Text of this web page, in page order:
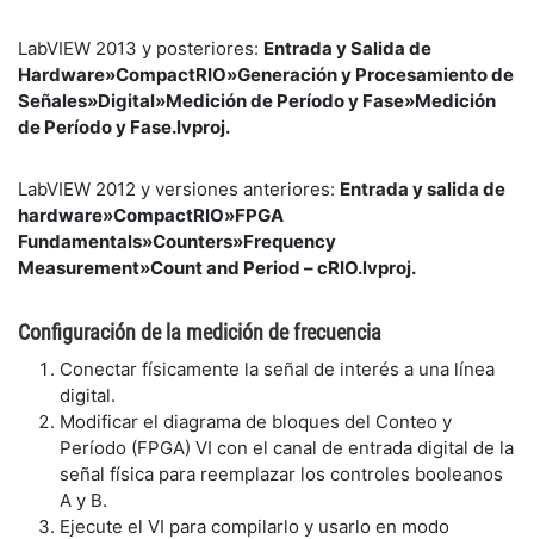
LabVIEW 2013 y posteriores: Entrada y Salida de
Hardware»CompactRIO»Generación y Procesamiento de
Señales»Digital»Medición de Período y Fase»Medición
de Período y Fase.lvproj.
LabVIEW 2012 y versiones anteriores: Entrada y salida de
hardware»CompactRIO»FPGA
Fundamentals»Counters»Frequency
Measurement»Count and Period – cRIO.lvproj.
Configuración de la medición de frecuencia
Conectar físicamente la señal de interés a una línea
digital.
Modificar el diagrama de bloques del Conteo y
Período (FPGA) VI con el canal de entrada digital de la
señal física para reemplazar los controles booleanos
A y B.
Ejecute el VI para compilarlo y usarlo en modo